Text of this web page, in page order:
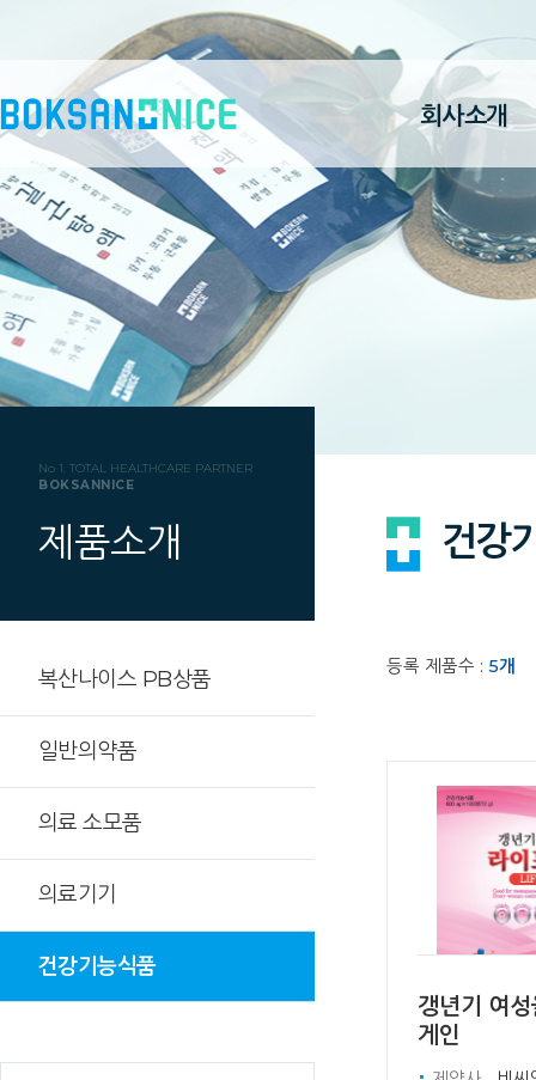
회사소개
No 1. TOTAL HEALTHCARE PARTNER
BOKSANNICE
제품소개
복산나이스 PB상품
일반의약품
의료 소모품
의료기기
건강기능식품
건강
등록 제품수 : 5개
갱년기 여
게인